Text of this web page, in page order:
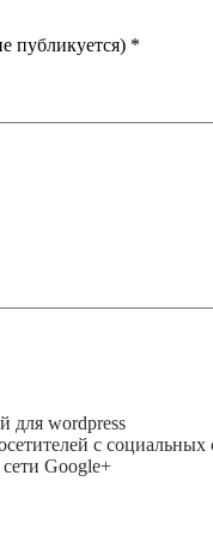
публикуется) *
для wordpress
с социальных
Google+